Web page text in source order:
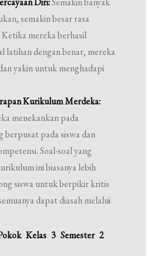
semakin besar rasa
Ketika mereka berhasil
latihan dengan benar, mereka
yakin untuk menghadapi
Kurikulum Merdeka:
menekankan pada
berpusat pada siswa dan
Soal-soal yang
ini biasanya lebih
siswa untuk berpikir kritis
dapat diasah melalui
Kelas 3 Semester 2